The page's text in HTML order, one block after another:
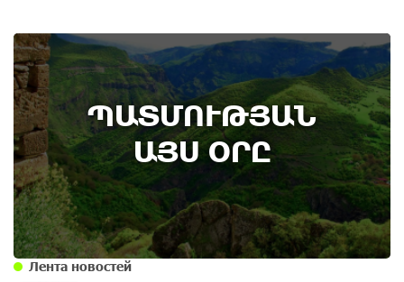
ՊԱՏՄՈՒԹՅԱՆ
ԱՅՍ ՕՐԸ
9th of August
Административный суд удовлетворил иск ААЦ
по делу монастыря Ованаванк
Лента новостей